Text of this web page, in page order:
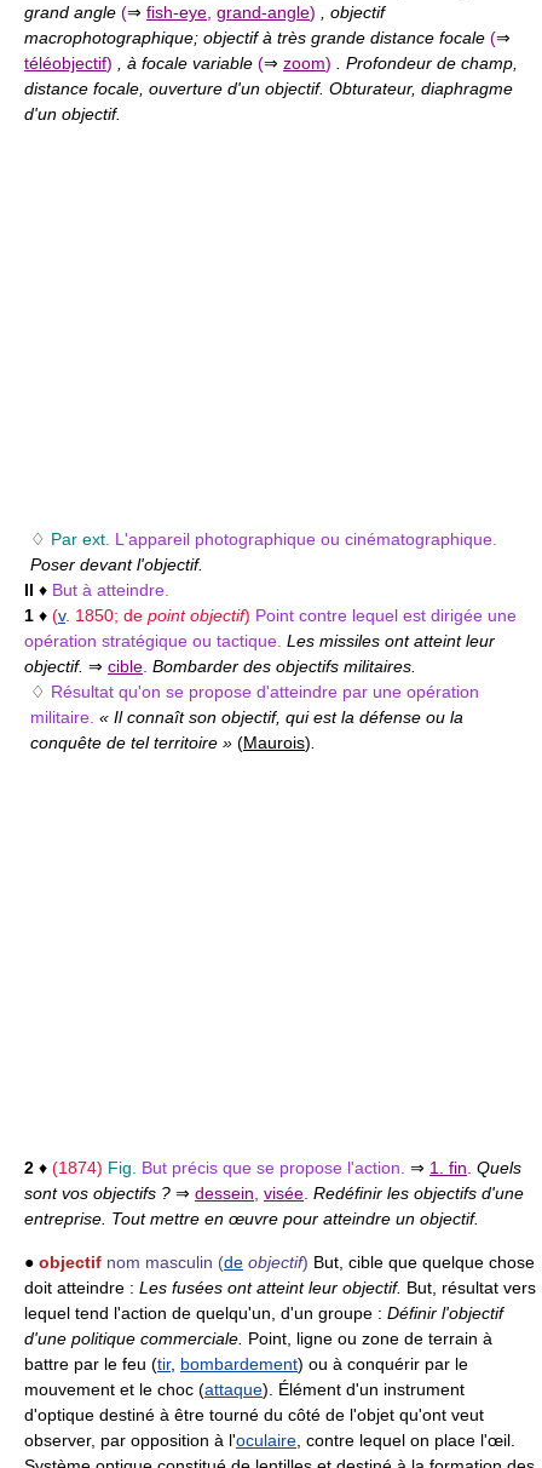
grand angle (⇒ fish-eye grand-angle) , objectif
macrophotographique; objectif à très grande distance focale (⇒
téléobjectif) , à focale variable (⇒ zoom) . Profondeur de champ,
distance focale, ouverture d'un objectif. Obturateur, diaphragme
d'un objectif.
♢ Par ext. L'appareil photographique ou cinématographique.
Poser devant l'objectif.
II ♦ But à atteindre.
1 ♦ (v. 1850; de point objectif) Point contre lequel est dirigée une
opération stratégique ou tactique. Les missiles ont atteint leur
objectif. ⇒ cible Bombarder des objectifs militaires.
♢ Résultat qu'on se propose d'atteindre par une opération
militaire. « Il connaît son objectif, qui est la défense ou la
conquête de tel territoire » (Maurois)
2 ♦ (1874) Fig. But précis que se propose l'action. ⇒ 1. fin Quels
sont vos objectifs ? ⇒ dessein visée Redéfinir les objectifs d'une
entreprise. Tout mettre en œuvre pour atteindre un objectif.
● objectif nom masculin (de objectif) But, cible que quelque chose
doit atteindre : Les fusées ont atteint leur objectif. But, résultat vers
lequel tend l'action de quelqu'un, d'un groupe : Définir l'objectif
d'une politique commerciale. Point, ligne ou zone de terrain à
battre par le feu (tir, bombardement) ou à conquérir par le
mouvement et le choc (attaque). Élément d'un instrument
d'optique destiné à être tourné du côté de l'objet qu'ont veut
observer, par opposition à l'oculaire , contre lequel on place l'œil.